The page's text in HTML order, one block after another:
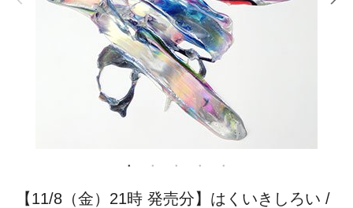
【11/8（金）21時 発売分】はくいきしろい /